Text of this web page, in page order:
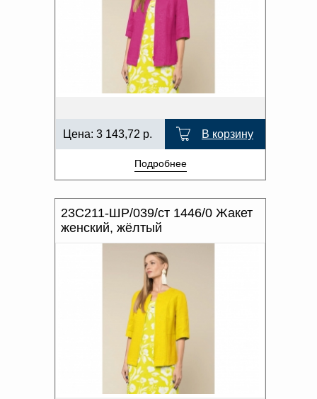
Цена: 3 143,72 р. В корзину
Подробнее
23С211-ШР/039/ст 1446/0 Жакет
женский, жёлтый